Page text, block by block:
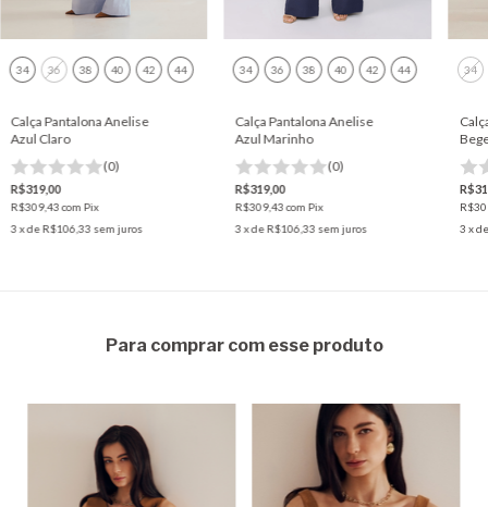
34 36 38 40 42 44
Calça Pantalona Anelise
Azul Claro
(0)
R$319,00
R$309,43com Pix
3 x deR$106,33 sem juros
34 36 38 40 42 44
Calça Pantalona Anelise
Azul Marinho
(0)
R$319,00
R$309,43com Pix
3 x deR$106,33 sem juros
34
3 x
Para comprar com esse produto